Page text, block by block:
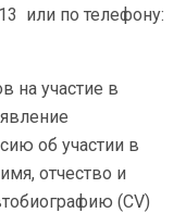
или по телефону:
на участие в
об участии в
отчество и
(CV)